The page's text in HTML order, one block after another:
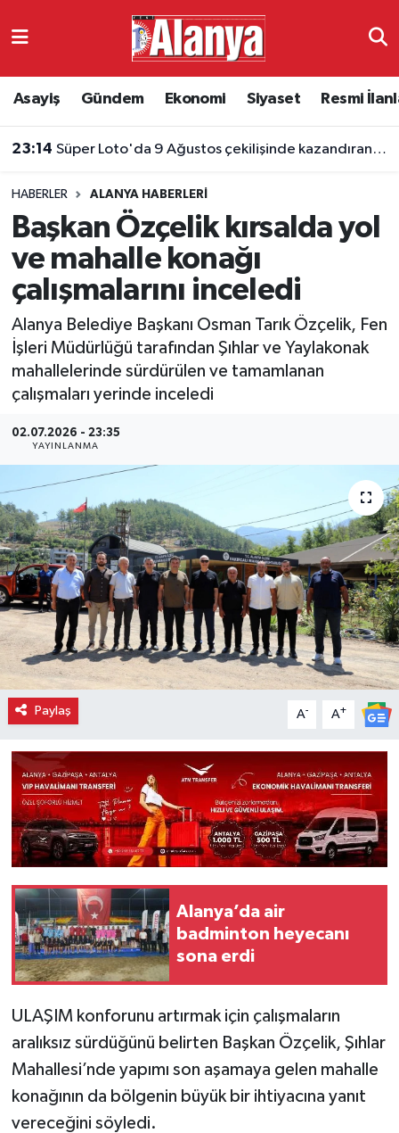
Asayiş Gündem Ekonomi Siyaset Resmi
23:14 Süper Loto'da 9 Ağustos çekilişinde kazandıran numaralar belli oldu
HABERLER ALANYA HABERLERI
Başkan Özçelik kırsalda yol
ve mahalle konağı
çalışmalarını inceledi
Alanya Belediye Başkanı Osman Tarık Özçelik, Fen
İşleri Müdürlüğü tarafından Şıhlar ve Yaylakonak
mahallelerinde sürdürülen ve tamamlanan
çalışmaları yerinde inceledi
02.07.2026 - 23:35
YAYINLANMA
Paylaş A- A+
Alanya’da air
badminton heyecanı
sona erdi
ULAŞIM konforunu artırmak için çalışmaların
aralıksız sürdüğünü belirten Başkan Özçelik, Şıhlar
Mahallesi’nde yapımı son aşamaya gelen mahalle
konağının da bölgenin büyük bir ihtiyacına yanıt
vereceğini söyledi.
Ekonomi
Resmi İlanlar
Alanyaspor
Turizm
E-Gazete
Antalya Namaz Vakitleri
Süper Lig Puan Durumu ve Fikstür
Tüm Manşetler
Son Dakika Haberleri
Haber Arşivi